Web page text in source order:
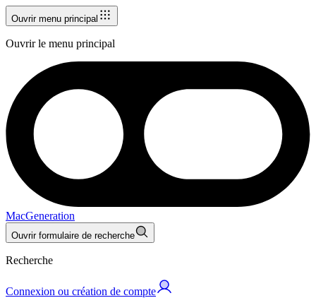
Ouvrir menu principal
Ouvrir le menu principal
MacGeneration
Ouvrir formulaire de recherche
Recherche
Connexion ou création de compte